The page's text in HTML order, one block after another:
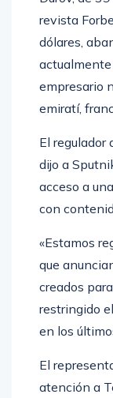
revista
dólares,
actualmente
empresario
emiratí,
El regulador
dijo a
acceso a
con
«Estamos
que
creados
restringido
en los
El
atención a